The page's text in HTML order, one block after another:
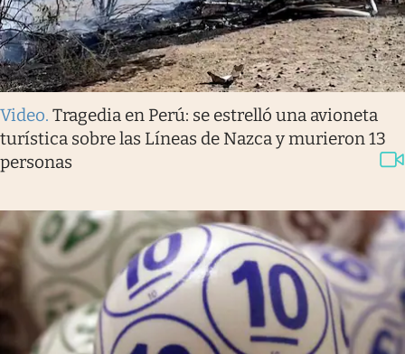
Video. Tragedia en Perú: se estrelló una avioneta
turística sobre las Líneas de Nazca y murieron 13
personas